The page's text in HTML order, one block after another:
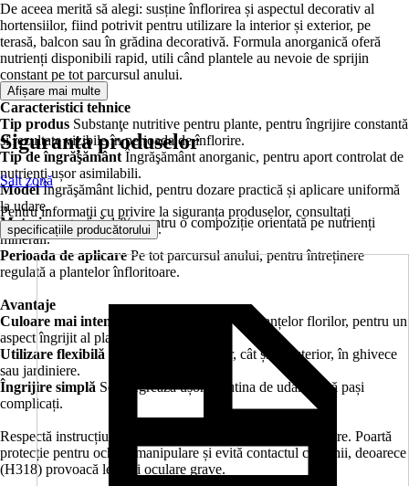
De aceea merită să alegi: susține înflorirea și aspectul decorativ al
hortensiilor, fiind potrivit pentru utilizare la interior și exterior, pe
terasă, balcon sau în grădina decorativă. Formula anorganică oferă
nutrienți disponibili rapid, utili când plantele au nevoie de sprijin
constant pe tot parcursul anului.
Caracteristici tehnice
Tip produs Substanţe nutritive pentru plante, pentru îngrijire constantă
și rezultate vizibile în perioada de înflorire.
Tip de îngrăşământ Îngrăşământ anorganic, pentru aport controlat de
nutrienți ușor asimilabili.
ModelÎngrăşământ lichid, pentru dozare practică și aplicare uniformă
la udare.
Materie organică1 %, pentru o compoziție orientată pe nutrienți
minerali.
Perioada de aplicarePe tot parcursul anului, pentru întreținere
regulată a plantelor înfloritoare.
Avantaje
Culoare mai intensă
Ajută la evidențierea nuanțelor florilor, pentru un
aspect îngrijit al plantei.
Utilizare flexibilă Potrivit atât în interior, cât și în exterior, în ghivece
sau jardiniere.
Îngrijire simplă Se integrează ușor în rutina de udare, fără pași
complicați.
Respectă instrucțiunile de pe etichetă pentru dozaj și aplicare. Poartă
protecție pentru ochi la manipulare și evită contactul cu ochii, deoarece
(H318) provoacă leziuni oculare grave.
Afișare mai multe
Siguranța produselor
Salt zonă
Pentru informații cu privire la siguranța produselor, consultați
specificațiile producătorului .